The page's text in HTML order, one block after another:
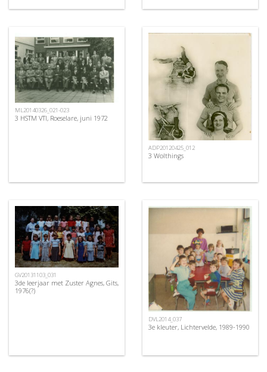
ML20140326_021-023
3 HSTM VTI, Roeselare, juni 1972
ADP20120425_012
3 Wolthings
GV20131103_031
3de leerjaar met Zuster Agnes, Gits,
1976(?)
DVL2014_037
3e kleuter, Lichtervelde, 1989-1990